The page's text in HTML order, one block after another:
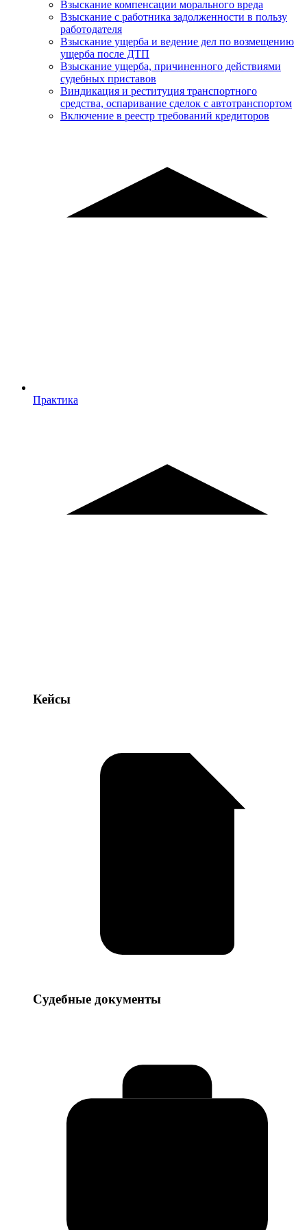
Взыскание компенсации морального вреда
Взыскание с работника задолженности в пользу
работодателя
Взыскание ущерба и ведение дел по возмещению
ущерба после ДТП
Взыскание ущерба, причиненного действиями
судебных приставов
Виндикация и реституция транспортного
средства, оспаривание сделок с автотранспортом
Включение в реестр требований кредиторов
Практика
Практика
Кейсы
Кейсы
Судебные
Судебные документы